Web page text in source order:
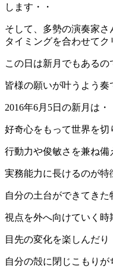
します・・
そして、多勢の演奏家
タイミングを合わせてク
この日は新月でもあるの
皆様の願いが叶うよう奏
2016年6月5日の新月は
好奇心をもって世界を切
行動力や俊敏さを兼ね備
実務能力に長けるのが特
自分の土台ができてきた
視点を外へ向けていく時
目先の変化を楽しんだり
自分の殻に閉じこもりが